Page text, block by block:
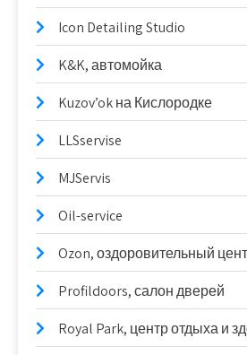
Icon Detailing Studio
K&K, автомойка
Kuzov’ok на Кислородке
LLSservise
MJServis
Oil-service
Ozon, оздоровительный
Profildoors, салон дверей
Royal Park, центр отдыха и